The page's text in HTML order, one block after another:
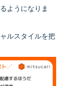
ようになりま
ルスタイルを把